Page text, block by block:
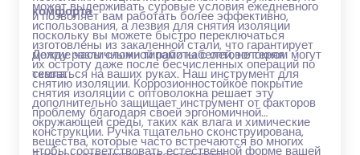
и позволяет вам работать более эффективно,
поскольку вы можете быстро переключаться
между различными типами кабелей, не теряя
темпа.
может выдерживать суровые условия ежедневного
использования, а лезвия для снятия изоляции
изготовлены из закаленной стали, что гарантирует
их остроту даже после бесчисленных операций по
снятию изоляции. Коррозионностойкое покрытие
дополнительно защищает инструмент от факторов
окружающей среды, таких как влага и химические
вещества, которые часто встречаются во многих
комфорта
Долгие часы сложной работы с оптоволокном могут
сказаться на ваших руках. Наш инструмент для
снятия изоляции с оптоволокна решает эту
проблему благодаря своей эргономичной
конструкции. Ручка тщательно сконструирована,
чтобы соответствовать естественной форме вашей